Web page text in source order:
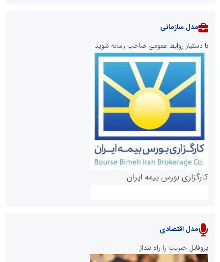
روابط عمومی خبرگزاری گزارش خبر
پایگاه خبری نهضت ملی مسکن
مدل سازمانی
با دستیار روابط عمومی صاحب رسانه شوید
کارگزاری بورس بیمه ایران
مدل اقتصادی
پروفایل خبریت را راه بنداز